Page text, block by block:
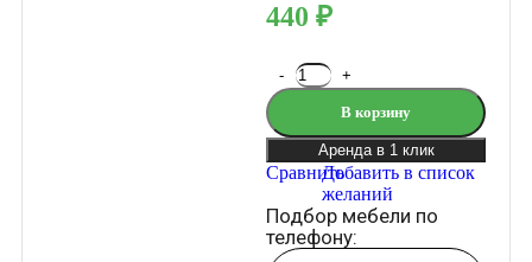
440 ₽
В корзину
Аренда в 1 клик
СравнитьДобавить в список
желаний
Подбор мебели по
телефону: